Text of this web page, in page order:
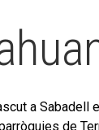
a Sabadell
de